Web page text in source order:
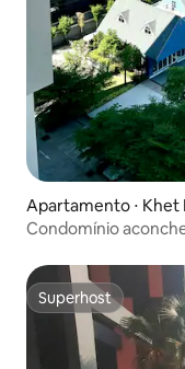
Apartamento ⋅ Khet
Condomínio
Superhost
Superhost